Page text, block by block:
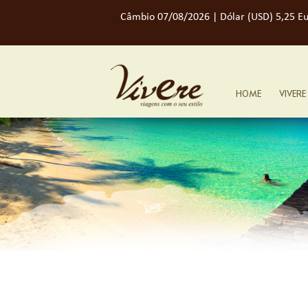
Câmbio 07/08/2026 | Dólar (USD) 5,25
HOME VIVERE